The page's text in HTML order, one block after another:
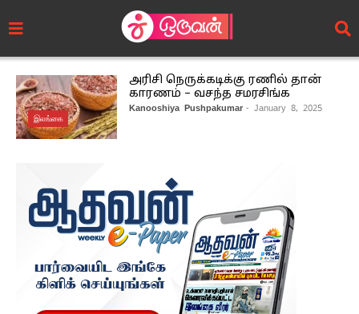
இலங்கை
அரிசி நெருக்கடிக்கு ரணில் தான்
காரணம் – வசந்த சமரசிங்க
Kanooshiya Pushpakumar - January 8, 2025